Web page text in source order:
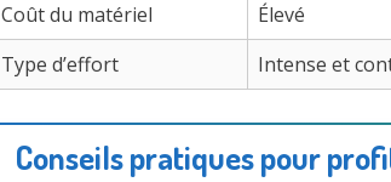
Coût du matériel
Élevé
Type d’effort
Intense et
Conseils pratiques pour